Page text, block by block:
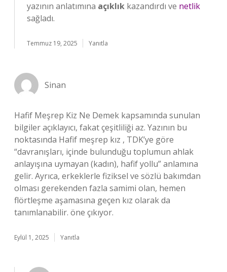
yazının anlatımına açıklık kazandırdı ve netlik
sağladı.
Temmuz 19, 2025 Yanıtla
Sinan
Hafif Meşrep Kiz Ne Demek kapsamında sunulan
bilgiler açıklayıcı, fakat çeşitliliği az. Yazının bu
noktasında Hafif meşrep kız , TDK’ye göre
“davranışları, içinde bulunduğu toplumun ahlak
anlayışına uymayan (kadın), hafif yollu” anlamına
gelir. Ayrıca, erkeklerle fiziksel ve sözlü bakımdan
olması gerekenden fazla samimi olan, hemen
flörtleşme aşamasına geçen kız olarak da
tanımlanabilir. öne çıkıyor.
Eylül 1, 2025 Yanıtla